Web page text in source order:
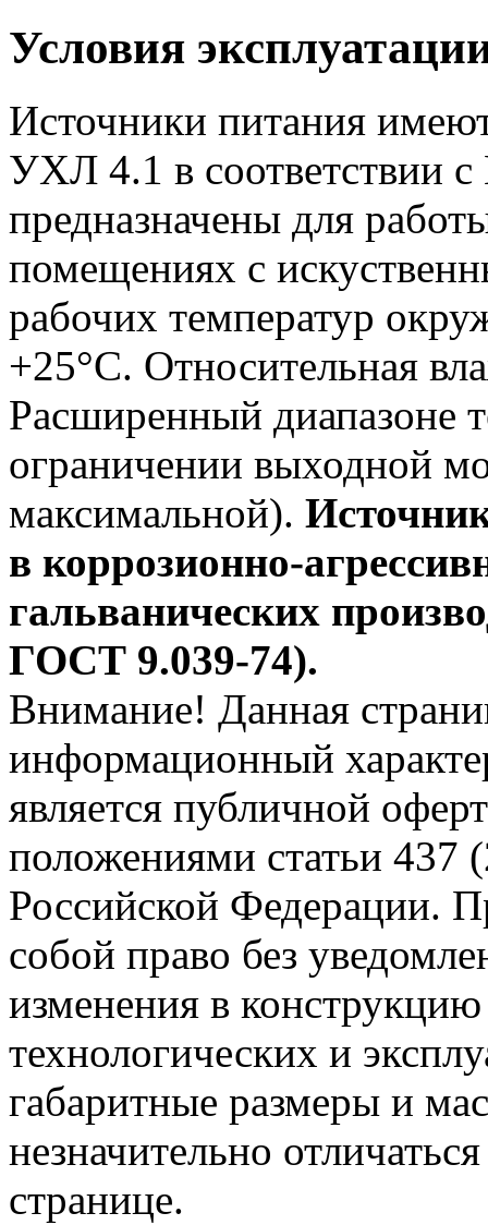
Условия
Источники питания
УХЛ 4.1 в соответствии
предназначены для
помещениях с
рабочих температур
+25°С. Относительная
Расширенный диапазоне
ограничении выходной
максимальной).
в коррозионно-
гальванических
ГОСТ 9.039-74).
Внимание! Данная
информационный
является публичной
положениями статьи 437
Российской Федерации.
собой право без
изменения в
технологических и
габаритные размеры и
незначительно
странице.